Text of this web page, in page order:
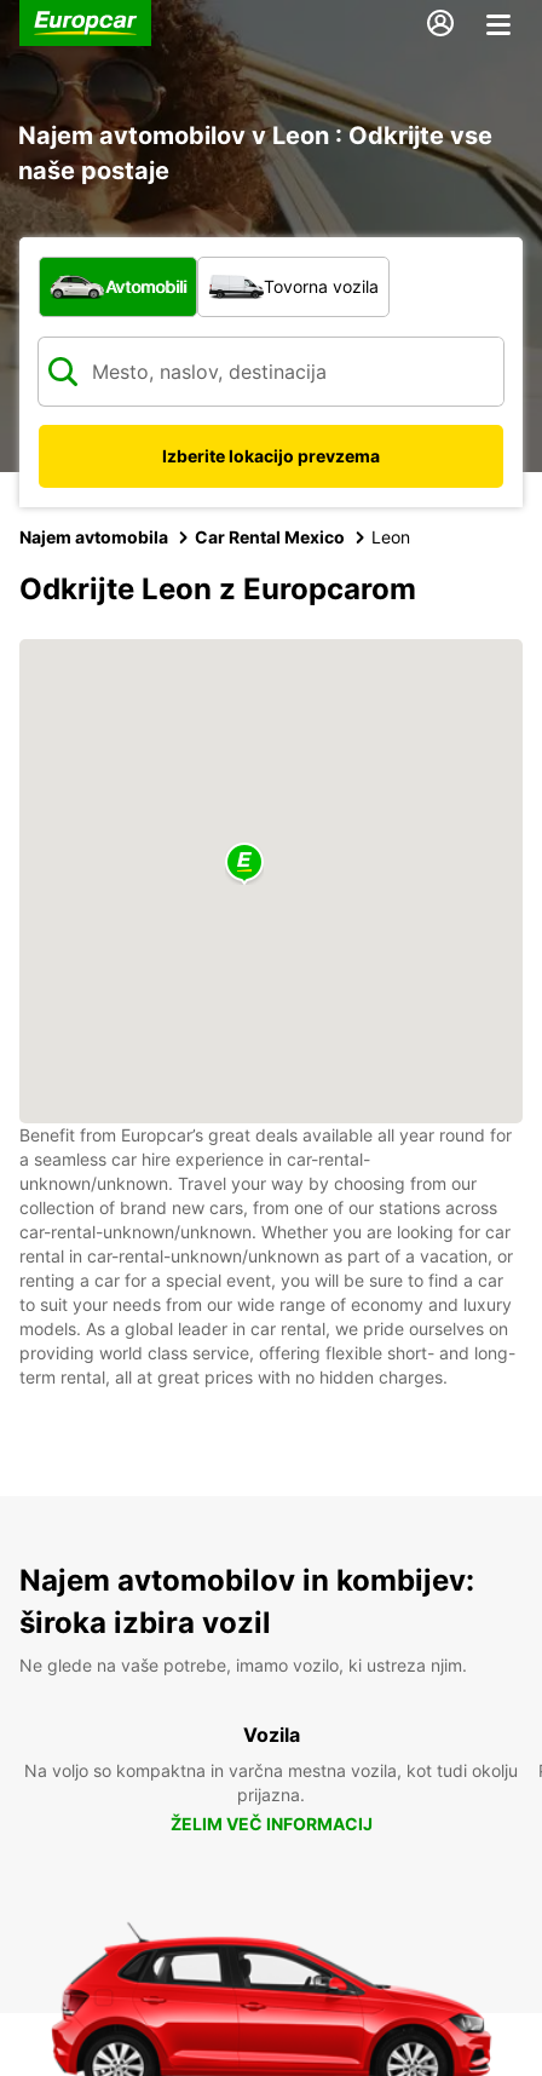
Najem avtomobilov v Leon : Odkrijte vse
naše postaje
Katera vrsta vozila?
Avtomobili Tovorna vozila
Izberite lokacijo prevzema
Najem avtomobila Car Rental Mexico Leon
Odkrijte Leon z Europcarom
Benefit from Europcar’s great deals available all year round for
a seamless car hire experience in car-rental-
unknown/unknown. Travel your way by choosing from our
collection of brand new cars, from one of our stations across
car-rental-unknown/unknown. Whether you are looking for car
rental in car-rental-unknown/unknown as part of a vacation, or
renting a car for a special event, you will be sure to find a car
to suit your needs from our wide range of economy and luxury
models. As a global leader in car rental, we pride ourselves on
providing world class service, offering flexible short- and long-
term rental, all at great prices with no hidden charges.
Najem avtomobilov in kombijev:
široka izbira vozil
Ne glede na vaše potrebe, imamo vozilo, ki ustreza njim.
Vozila
Na voljo so kompaktna in varčna mestna vozila, kot tudi okolju
prijazna.
ŽELIM VEČ INFORMACIJ